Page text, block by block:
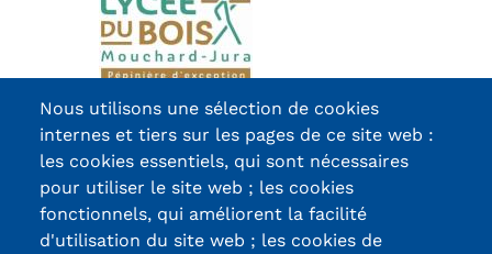
Nous utilisons une sélection de cookies
internes et tiers sur les pages de ce site web :
les cookies essentiels, qui sont nécessaires
pour utiliser le site web ; les cookies
fonctionnels, qui améliorent la facilité
d'utilisation du site web ; les cookies de